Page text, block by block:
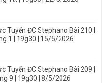
Tuyến ĐC Stephano Bài 210 |
1 | 19g30 | 15/5/2026
Tuyến ĐC Stephano Bài 209 |
9 | 19g30 | 8/5/2026